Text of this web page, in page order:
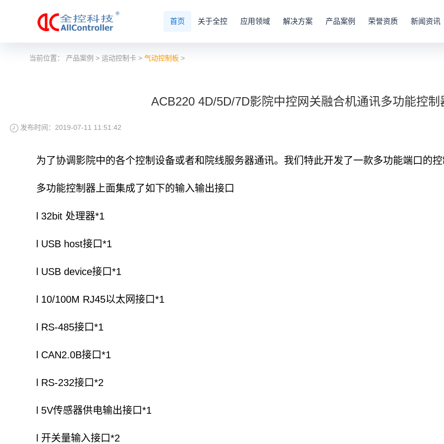
首页 关于全控 应用领域 解决方案 产品案例 荣誉资质 新闻资讯
当前位置： 产品案例 >运动控制卡 >气动控制板 >
ACB220 4D/5D/7D影院中控网关融合机通讯多功能控
发布时间：2019-07-11 11:51:42
为了协调影院中的各个控制设备或者和院线服务器通讯。我们特此开发了一款多功能端口的
多功能控制器上面集成了如下的输入输出接口
l 32bit 处理器*1
l USB host接口*1
l USB device接口*1
l 10/100M RJ45以太网接口*1
l RS-485接口*1
l CAN2.0B接口*1
l RS-232接口*2
l 5V传感器供电输出接口*1
l 开关量输入接口*2